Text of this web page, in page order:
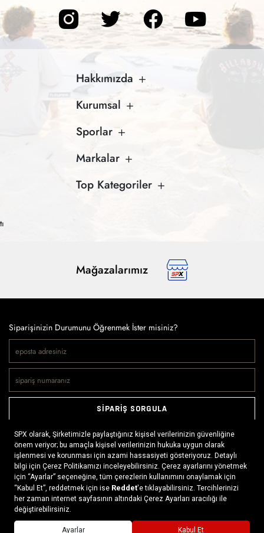
Hakkımızda
Kurumsal
Sporlar
Markalar
Top Kategoriler
Mağazalarımız
Siparişinizin Durumunu Öğrenmek İster misiniz?
SİPARİŞ SORGULA
Doğaya ve spora tutkuyla bağlı olanların markası SPX, çeşitli
kategorilerde sunduğu spor giyim ürünleri, outdoor ayakkabılar,
ekipman ve aksesuarlar ile, her yerde ve her koşulda doğayla
buluşmayı mümkün kılıyor. Daima aktif bir yaşam tarzını
benimseyenlerin ihtiyaç duyabileceği her şey, SPX’in online
mağazasında ziyaretçilerin beğenisine sunuluyor.
x